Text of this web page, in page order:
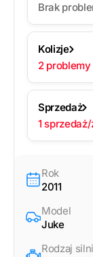
Brak
Kolizje
2 problemy
Sprzedaż
1
Rok
2011
Model
Juke
Rodzaj